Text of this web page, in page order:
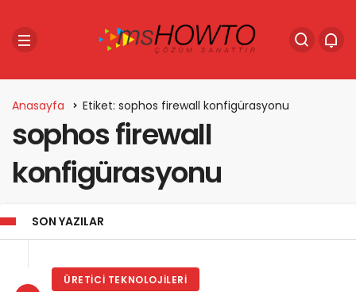
Anasayfa Etiket: sophos firewall konfigürasyonu
sophos firewall
konfigürasyonu
SON YAZILAR
ÜRETICI TEKNOLOJILERI